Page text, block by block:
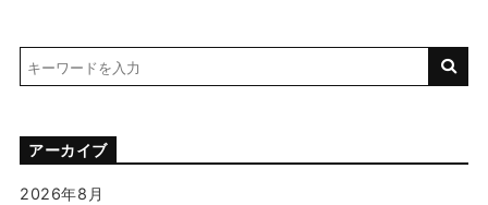
アーカイブ
2026年8月